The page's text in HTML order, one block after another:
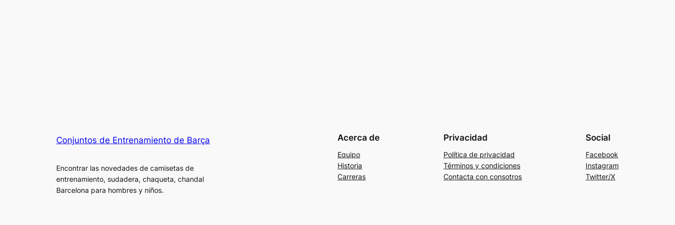
Conjuntos de Entrenamiento de Barça
Encontrar las novedades de camisetas de
entrenamiento, sudadera, chaqueta, chandal
Barcelona para hombres y niños.
Acerca de
Equipo
Historia
Carreras
Privacidad
Política de privacidad
Términos y condiciones
Contacta con consotros
Social
Facebook
Instagram
Twitter/X